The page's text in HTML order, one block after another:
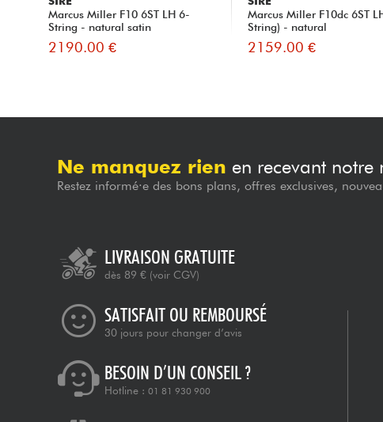
Marcus Miller F10 6ST LH 6-
String - natural satin
2190.00 €
Marcus Miller F10dc 6ST
String) - natural
2159.00 €
Ne manquez rien en recevant notre
Restez informé·e des bons plans, offres exclusives,
LIVRAISON GRATUITE
dès 89 € (voir CGV)
SATISFAIT OU REMBOURSÉ
30 jours pour changer d’avis
BESOIN D’UN CONSEIL ?
Hotline : 01 81 930 900